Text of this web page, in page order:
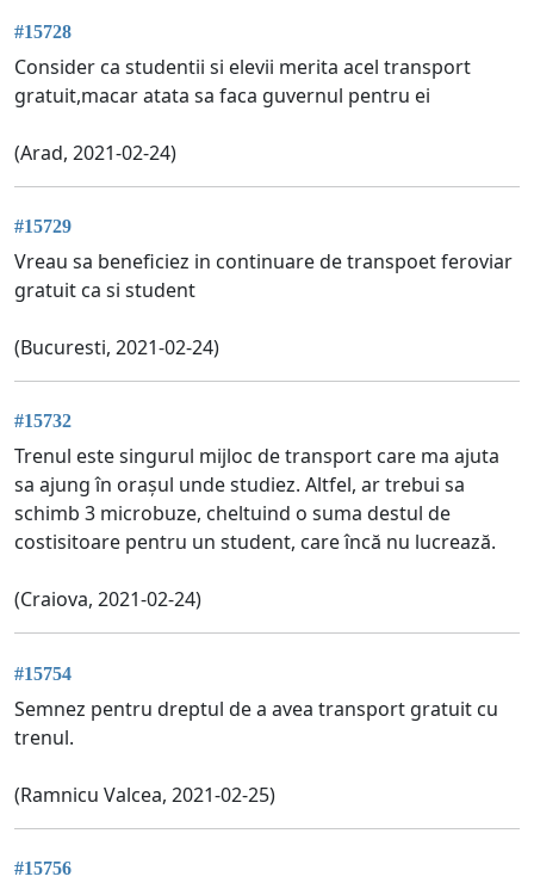
#15728
Consider ca studentii si elevii merita acel transport
gratuit,macar atata sa faca guvernul pentru ei
(Arad, 2021-02-24)
#15729
Vreau sa beneficiez in continuare de transpoet feroviar
gratuit ca si student
(Bucuresti, 2021-02-24)
#15732
Trenul este singurul mijloc de transport care ma ajuta
sa ajung în orașul unde studiez. Altfel, ar trebui sa
schimb 3 microbuze, cheltuind o suma destul de
costisitoare pentru un student, care încă nu lucrează.
(Craiova, 2021-02-24)
#15754
Semnez pentru dreptul de a avea transport gratuit cu
trenul.
(Ramnicu Valcea, 2021-02-25)
#15756